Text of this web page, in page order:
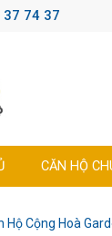
74 37
CĂN HỘ
Hộ Cộng Hoà